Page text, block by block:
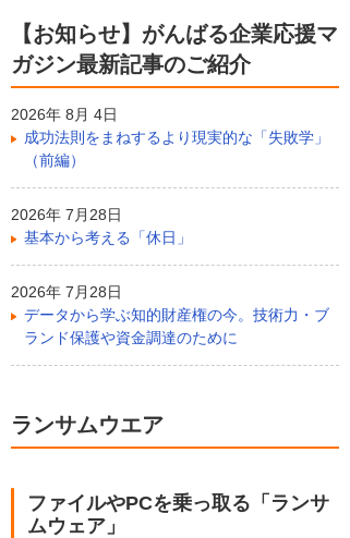
【お知らせ】がんばる企業応援マ
ガジン最新記事のご紹介
2026年 8月 4日
成功法則をまねするより現実的な「失敗学」
（前編）
2026年 7月28日
基本から考える「休日」
2026年 7月28日
データから学ぶ知的財産権の今。技術力・ブ
ランド保護や資金調達のために
ランサムウエア
ファイルやPCを乗っ取る「ランサ
ムウェア」